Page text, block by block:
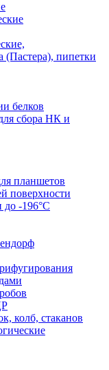
(Пастера), пипетки
белков
сбора НК и
планшетов
поверхности
до -196°С
колб, стаканов